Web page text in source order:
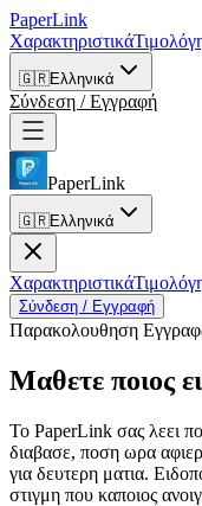
PaperLink
Χαρακτηριστικά
🇬🇷Ελληνικά
Σύνδεση / Εγγραφή
PaperLink
🇬🇷Ελληνικά
Χαρακτηριστικά
Σύνδεση / Εγγραφή
Παρακολουθηση
Μαθετε ποιος
Το PaperLink σας λεει
διαβασε, ποση ωρα
για δευτερη ματια.
στιγμη που καποιος